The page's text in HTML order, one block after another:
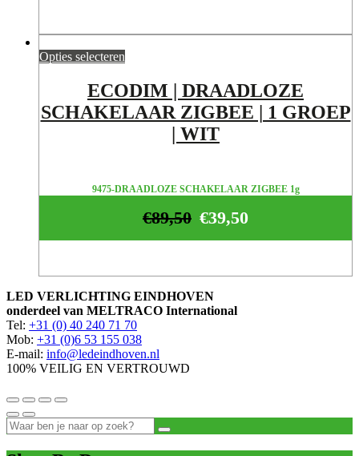
Opties selecteren
ECODIM | DRAADLOZE
SCHAKELAAR ZIGBEE | 1 GROEP
| WIT
9475-DRAADLOZE SCHAKELAAR ZIGBEE 1g
€39,50
€89,50
LED VERLICHTING EINDHOVEN
onderdeel van MELTRACO International
Tel: +31 (0) 40 240 71 70
Mob: +31 (0)6 53 155 038
E-mail: info@ledeindhoven.nl
100% VEILIG EN VERTROUWD